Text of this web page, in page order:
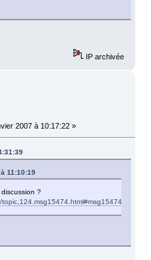
IP archivée
2007 à 10:17:22 »
11:10:19
?